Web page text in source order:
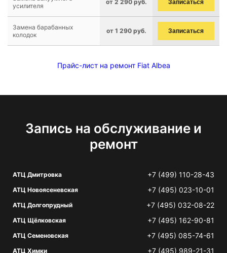
усилителя
от 2 290 руб. Записаться
Замена барабанных
колодок
от 1 290 руб. Записаться
Прайс-лист на ремонт Fiat Albea
Запись на обслуживание и
ремонт
АТЦ Дмитровка +7 (499) 110-28-43
АТЦ Новоясеневская +7 (495) 023-10-01
АТЦ Долгопрудный +7 (495) 032-08-22
АТЦ Щёлковская +7 (495) 162-90-81
АТЦ Семеновская +7 (495) 085-74-61
АТЦ Химки +7 (495) 989-21-31